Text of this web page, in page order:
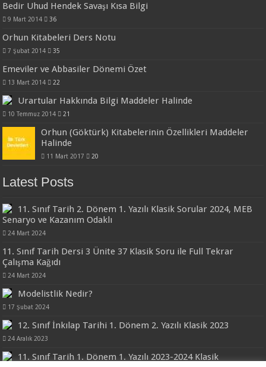
Bedir Uhud Hendek Savaşı Kısa Bilgi
9 Mart 2014 36
Orhun Kitabeleri Ders Notu
7 Şubat 2014 35
Emeviler ve Abbasiler Dönemi Özet
13 Mart 2014 22
Urartular Hakkında Bilgi Maddeler Halinde
10 Temmuz 2014 21
Orhun (Göktürk) Kitabelerinin Özellikleri Maddeler
Halinde
11 Mart 2017 20
Latest Posts
11. Sınıf Tarih 2. Dönem 1. Yazılı Klasik Sorular 2024, MEB
Senaryo ve Kazanım Odaklı
24 Mart 2024
11. Sınıf Tarih Dersi 3 Ünite 37 Klasik Soru ile Full Tekrar
Çalışma Kağıdı
24 Mart 2024
Modelistlik Nedir?
17 Şubat 2024
12. Sınıf İnkılap Tarihi 1. Dönem 2. Yazılı Klasik 2023
24 Aralık 2023
11. Sınıf Tarih 1. Dönem 1. Yazılı 2023-2024 Klasik